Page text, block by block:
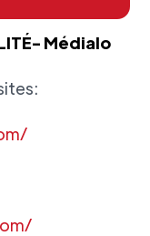
Médialo